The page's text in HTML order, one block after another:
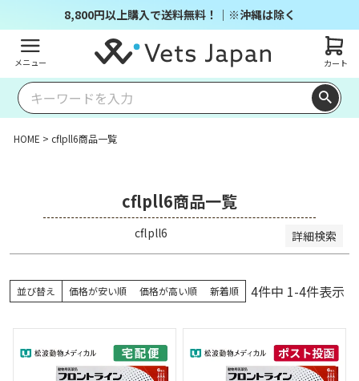
8,800円以上購入で送料無料！｜※沖縄は除く
メニュー カート
HOME cflpll6商品一覧
cflpll6商品一覧
cflpll6 詳細検索
商品番号/JANコード
並び順
新着
順
登録
順
が安
が高
度順
ュー
キー
ワー
ドヒ
並び替え 価格が安い順 価格が高い順 新着順 4件中 1-4件表示